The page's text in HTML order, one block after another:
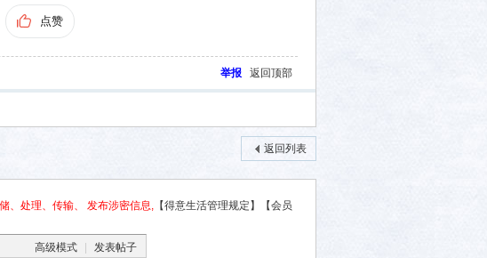
点赞
举报 返回顶部
返回列表
、处理、传输、 发布涉密信息, 【得意生活管理规定】
【会员
高级模式 发表帖子